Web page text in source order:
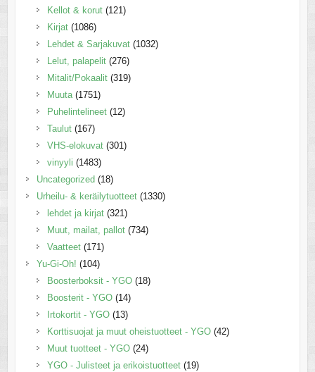
Kellot & korut (121)
Kirjat (1086)
Lehdet & Sarjakuvat (1032)
Lelut, palapelit (276)
Mitalit/Pokaalit (319)
Muuta (1751)
Puhelintelineet (12)
Taulut (167)
VHS-elokuvat (301)
vinyyli (1483)
Uncategorized (18)
Urheilu- & keräilytuotteet (1330)
lehdet ja kirjat (321)
Muut, mailat, pallot (734)
Vaatteet (171)
Yu-Gi-Oh! (104)
Boosterboksit - YGO (18)
Boosterit - YGO (14)
Irtokortit - YGO (13)
Korttisuojat ja muut oheistuotteet - YGO (42)
Muut tuotteet - YGO (24)
YGO - Julisteet ja erikoistuotteet (19)